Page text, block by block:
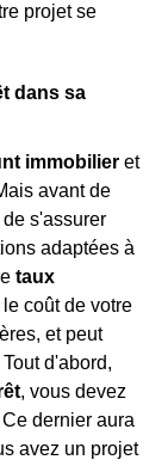
projet se
dans sa
immobilier et
avant de
s'assurer
adaptées à
taux
coût de votre
et peut
d'abord,
, vous devez
Ce dernier aura
avez un projet